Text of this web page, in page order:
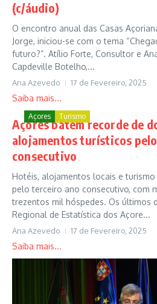
(c/áudio)
O encontro anual das Casas
Jorge, iniciou-se com o tema
futuro?”. Atílio Forte, Consultor e
Capdeville Botelho,...
Ana Azevedo 17 de Fevereiro, 2025
Saiba mais...
Açores Turismo
Açores batem recorde de
alojamentos turísticos
consecutivo
Hotéis, alojamentos locais e
pelo terceiro ano consecutivo, com
trezentos mil hóspedes. Os últimos
Regional de Estatística dos Açore...
Ana Azevedo 17 de Fevereiro, 2025
Saiba mais...